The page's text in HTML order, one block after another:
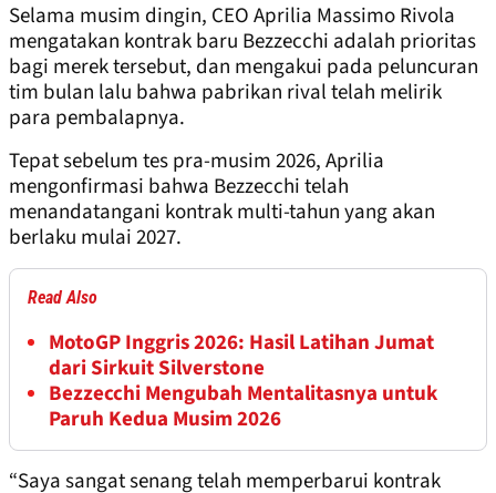
Selama musim dingin, CEO Aprilia Massimo Rivola
mengatakan kontrak baru Bezzecchi adalah prioritas
bagi merek tersebut, dan mengakui pada peluncuran
tim bulan lalu bahwa pabrikan rival telah melirik
para pembalapnya.
Tepat sebelum tes pra-musim 2026, Aprilia
mengonfirmasi bahwa Bezzecchi telah
menandatangani kontrak multi-tahun yang akan
berlaku mulai 2027.
Read Also
MotoGP Inggris 2026: Hasil Latihan Jumat
dari Sirkuit Silverstone
Bezzecchi Mengubah Mentalitasnya untuk
Paruh Kedua Musim 2026
“Saya sangat senang telah memperbarui kontrak